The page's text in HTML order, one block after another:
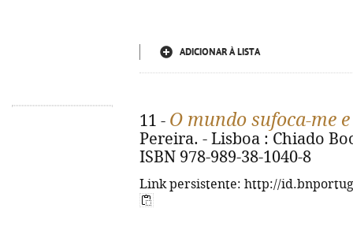
ADICIONAR À LISTA
11 - O mundo sufoca-me
Pereira. - Lisboa : Chiado
ISBN 978-989-38-1040-8
Link persistente: http://